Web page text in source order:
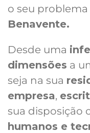
o seu problema
Benavente.
Desde uma
dimensões a
seja na sua
empresa,
sua disposição
humanos e